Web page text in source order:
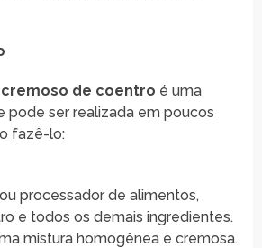
de coentro é uma
pode ser realizada em poucos
fazê-lo:
processador de alimentos,
e todos os demais ingredientes.
mistura homogênea e cremosa.